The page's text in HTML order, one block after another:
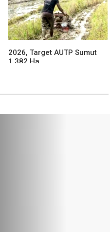
2026, Target AUTP Sumut
1.382 Ha